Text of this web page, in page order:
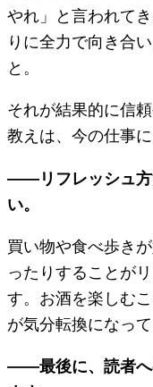
やれ」と言われて
りに全力で向き合
と。
それが結果的に信
教えは、今の仕事
――リフレッシュ方
い。
買い物や食べ歩き
ったりすることが
す。お酒を楽しむ
が気分転換になって
――最後に、読者へ